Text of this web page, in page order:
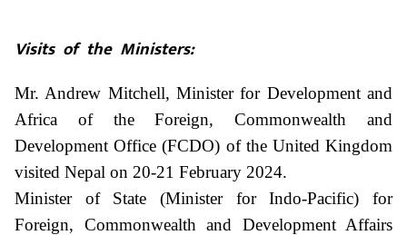
Visits of the Ministers:
Mr. Andrew Mitchell, Minister for Development and
Africa of the Foreign, Commonwealth and
Development Office (FCDO) of the United Kingdom
visited Nepal on 20-21 February 2024.
Minister of State (Minister for Indo-Pacific) for
Foreign, Commonwealth and Development Affairs